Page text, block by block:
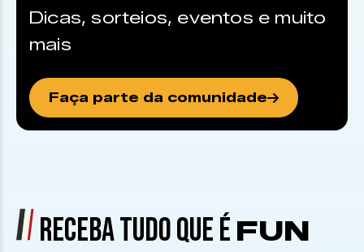
Dicas, sorteios, eventos e muito
mais
Faça parte da comunidade
RECEBA TUDO QUE É FUN